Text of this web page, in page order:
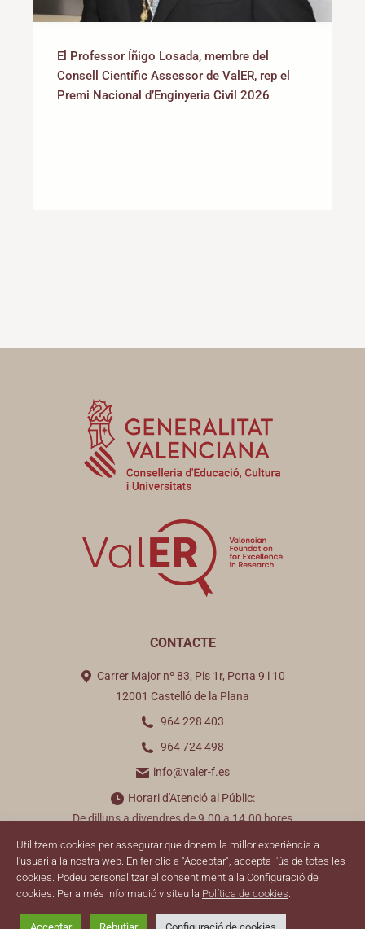
El Professor Íñigo Losada, membre del
Consell Científic Assessor de ValER, rep el
Premi Nacional d’Enginyeria Civil 2026
CONTACTE
Carrer Major nº 83, Pis 1r, Porta 9 i 10
12001 Castelló de la Plana
964 228 403
964 724 498
info@valer-f.es
Horari d'Atenció al Públic:
De dilluns a divendres de 9.00 a 14.00 hores
Find us on:
© 2026 ValER
Utilitzem cookies per assegurar que donem la millor experiència a
l'usuari a la nostra web. En fer clic a "Acceptar", accepta l'ús de totes les
cookies. Podeu personalitzar el consentiment a la Configuració de
cookies. Per a més informació visiteu la Política de cookies.